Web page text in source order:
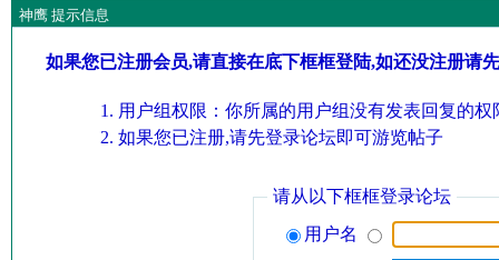
神鹰 提示信息
如果您已注册会员,请直接在底下框框登陆,如还没注册请
用户组权限：你所属的用户组没有发表回复的权
如果您已注册,请先登录论坛即可游览帖子
请从以下框框登录论坛
用户名